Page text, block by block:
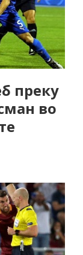
преку
во